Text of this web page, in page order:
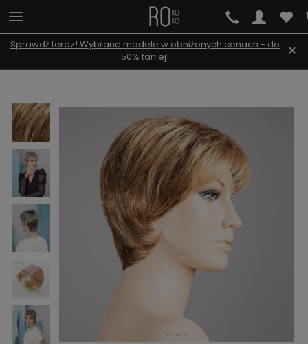
Sprawdź teraz! Wybrane modele w obniżonych cenach - do
50% taniej!
×